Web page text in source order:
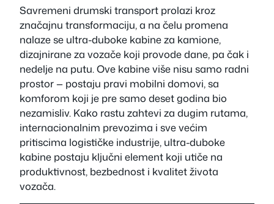
Savremeni drumski transport prolazi kroz
značajnu transformaciju, a na čelu promena
nalaze se ultra-duboke kabine za kamione,
dizajnirane za vozače koji provode dane, pa čak i
nedelje na putu. Ove kabine više nisu samo radni
prostor — postaju pravi mobilni domovi, sa
komforom koji je pre samo deset godina bio
nezamisliv. Kako rastu zahtevi za dugim rutama,
internacionalnim prevozima i sve većim
pritiscima logističke industrije, ultra-duboke
kabine postaju ključni element koji utiče na
produktivnost, bezbednost i kvalitet života
vozača.